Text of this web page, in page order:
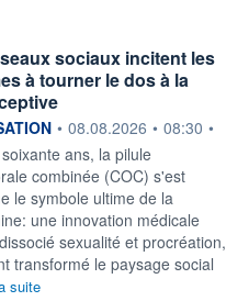
sociaux incitent les
à tourner le dos à la
par • 08.08.2026 • 08:30 •
ans, la pilule
combinée (COC) s'est
le symbole ultime de la
une innovation médicale
sexualité et procréation,
transformé le paysage social
suite